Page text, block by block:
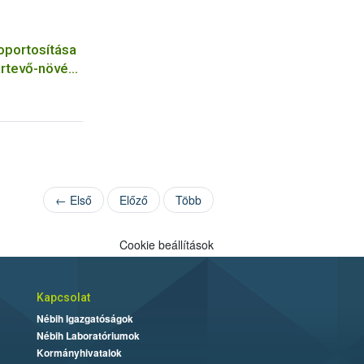
növény
← Első Előző Több
Cookie beállítások
Kapcsolat
Nébih Igazgatóságok
Nébih Laboratóriumok
Kormányhivatalok